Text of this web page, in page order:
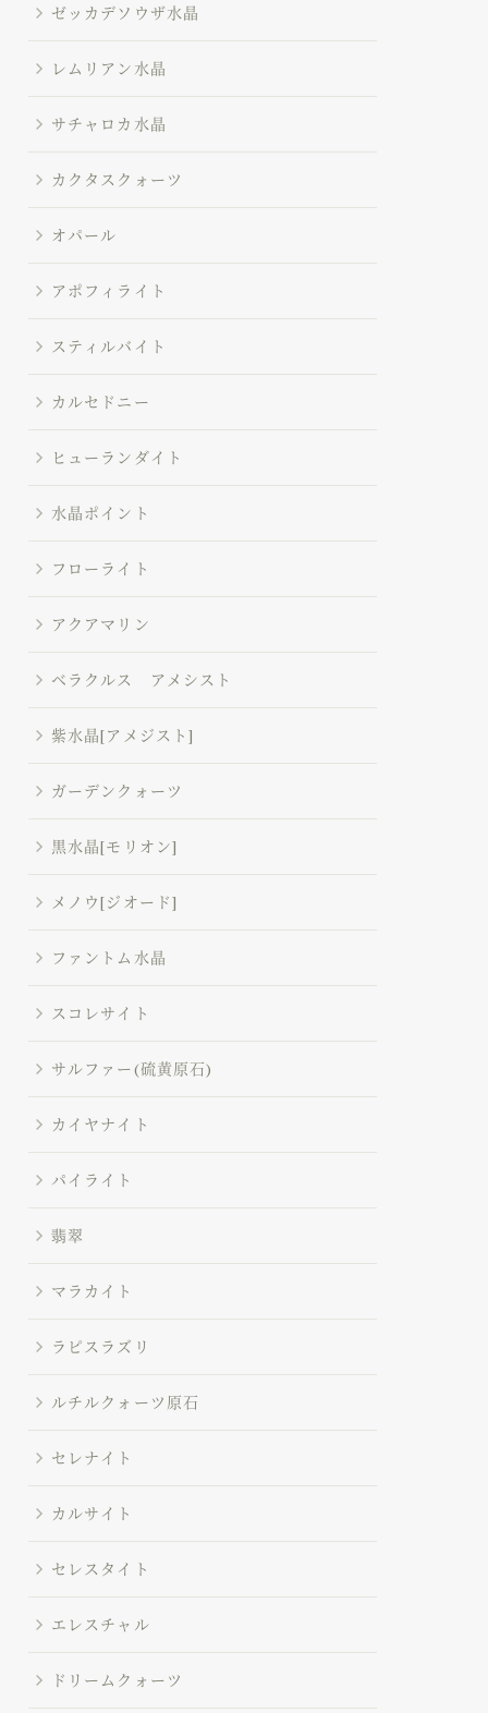
ゼッカデソウザ水晶
レムリアン水晶
サチャロカ水晶
カクタスクォーツ
オパール
アポフィライト
スティルバイト
カルセドニー
ヒューランダイト
水晶ポイント
フローライト
アクアマリン
ベラクルス アメシスト
紫水晶[アメジスト]
ガーデンクォーツ
黒水晶[モリオン]
メノウ[ジオード]
ファントム水晶
スコレサイト
サルファー(硫黄原石)
カイヤナイト
パイライト
翡翠
マラカイト
ラピスラズリ
ルチルクォーツ原石
セレナイト
カルサイト
セレスタイト
エレスチャル
ドリームクォーツ